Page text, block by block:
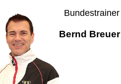
Bundestrainer
Bernd Breuer